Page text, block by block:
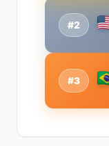
#2
#3